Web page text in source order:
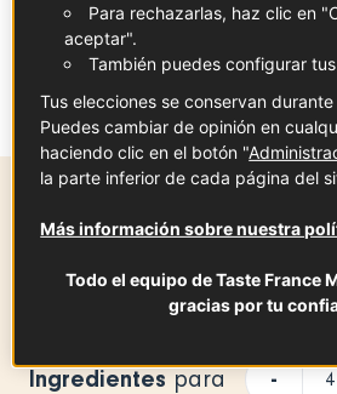
las instrucciones del envase).
Si no tienes las conchas de los
puedes hornear los caracoles en un
cubriéndolos con la mantequilla de
Tiempo de
45 mín
Ingredientes para -
Para rechazarlas, haz clic en
aceptar".
También puedes configurar
Tus elecciones se conservan durante
Puedes cambiar de opinión en
haciendo clic en el botón "
la parte inferior de cada página del
Más información sobre nuestra
Todo el equipo de Taste France
gracias por tu